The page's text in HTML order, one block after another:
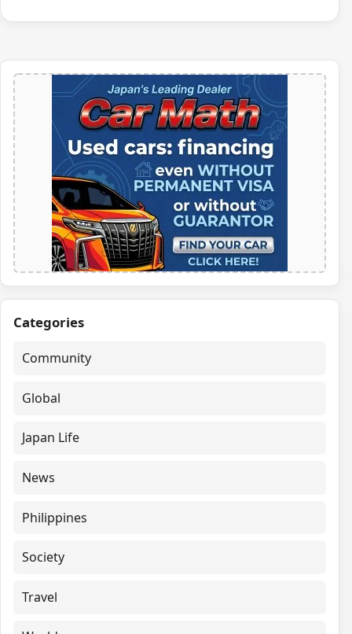
Categories
Community
Global
Japan Life
News
Philippines
Society
Travel